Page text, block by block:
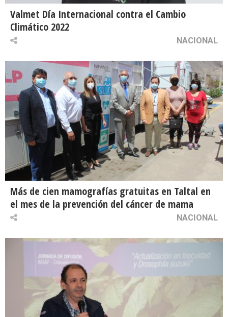
Valmet Día Internacional contra el Cambio
Climático 2022
NACIONAL
Más de cien mamografías gratuitas en Taltal en
el mes de la prevención del cáncer de mama
NACIONAL